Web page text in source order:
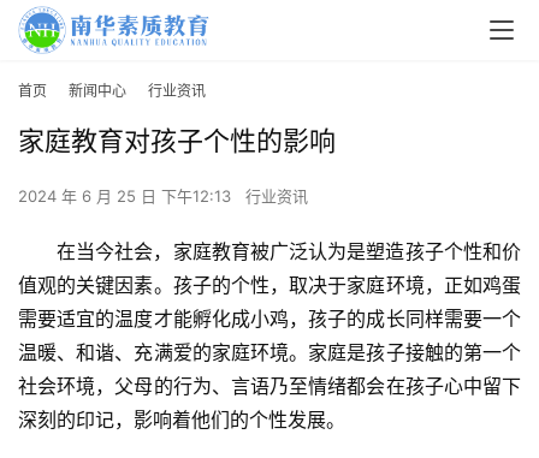
首页 新闻中心 行业资讯
家庭教育对孩子个性的影响
2024 年 6 月 25 日 下午12:13 行业资讯
在当今社会，家庭教育被广泛认为是塑造孩子个性和价
值观的关键因素。孩子的个性，取决于家庭环境，正如鸡蛋
需要适宜的温度才能孵化成小鸡，孩子的成长同样需要一个
温暖、和谐、充满爱的家庭环境。家庭是孩子接触的第一个
社会环境，父母的行为、言语乃至情绪都会在孩子心中留下
深刻的印记，影响着他们的个性发展。